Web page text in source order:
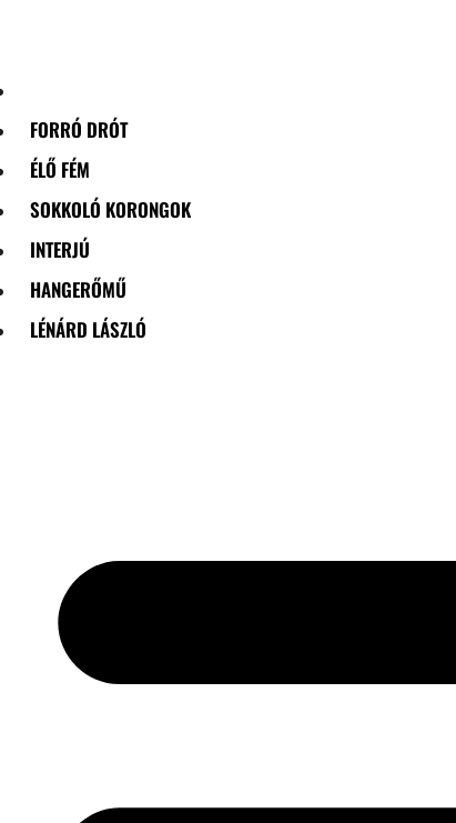
FORRÓ DRÓT
ÉLŐ FÉM
SOKKOLÓ KORONGOK
INTERJÚ
HANGERŐMŰ
LÉNÁRD LÁSZLÓ